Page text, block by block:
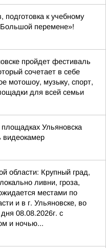
подготовка к учебному
перемене»!
пройдет фестиваль
сочетает в себе
мотошоу, музыку, спорт,
для всей семьи
Ульяновска
видеокамер
области: Крупный град,
ливни, гроза,
местами по
и в г. Ульяновске, во
08.08.2026г. с
и ночью...